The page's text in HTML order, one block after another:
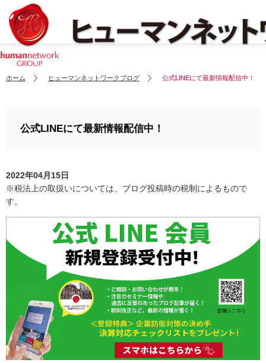
ホーム ヒューマンネットワークブログ 公式LINEにて最新情報配信中！
公式LINEにて最新情報配信中！
2022年04月15日
※税法上の取扱いについては、ブログ投稿時の税制によるもので
す。